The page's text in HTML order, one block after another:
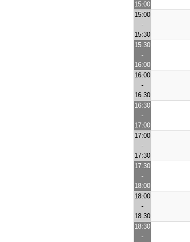
15:00
15:00
-
15:30
15:30
-
16:00
16:00
-
16:30
16:30
-
17:00
17:00
-
17:30
17:30
-
18:00
18:00
-
18:30
18:30
-